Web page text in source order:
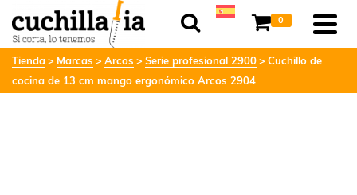
0
Tienda Marcas Arcos Serie profesional 2900
Cuchillo de
cocina de 13 cm mango ergonómico Arcos 2904